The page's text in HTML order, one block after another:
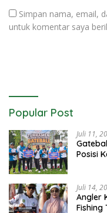
Simpan nama, email,
untuk komentar saya
Popular Post
Juli 11,
Posisi
Juli 14,
Angler
Fishing